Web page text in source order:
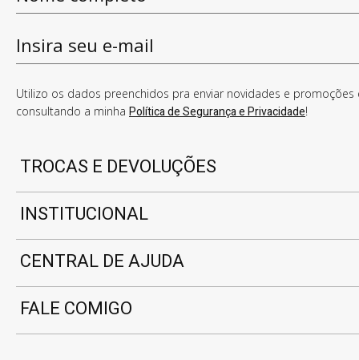
Utilizo os dados preenchidos pra enviar novidades e promoções
consultando a minha Política de Segurança e Privacidade!
TROCAS E DEVOLUÇÕES
INSTITUCIONAL
CENTRAL DE AJUDA
FALE COMIGO